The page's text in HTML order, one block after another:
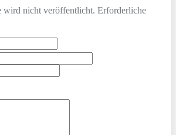
wird nicht veröffentlicht. Erforderliche